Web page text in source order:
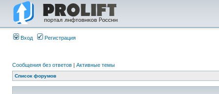
Вход Регистрация
Сообщения без ответов | Активные темы
Список форумов